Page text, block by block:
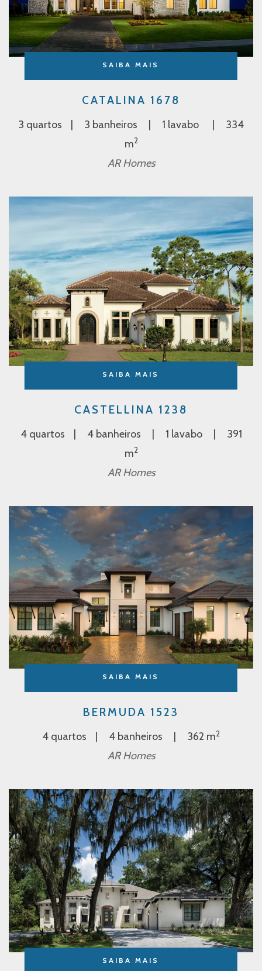
SAIBA MAIS
SAIBA MAIS
BERMUDA 1523
4 quartos 4 banheiros 362 m2
AR Homes
SAIBA MAIS
CASTELLINA 1238
4 quartos 4 banheiros 1 lavabo
391
m2
AR Homes
SAIBA MAIS
CATALINA 1678
3 quartos 3 banheiros 1 lavabo
334
m2
AR Homes